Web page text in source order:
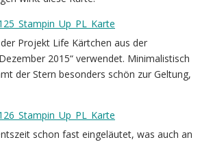
Projekt Life Kärtchen aus der
2015“ verwendet. Minimalistisch
der Stern besonders schön zur Geltung,
schon fast eingeläutet, was auch an